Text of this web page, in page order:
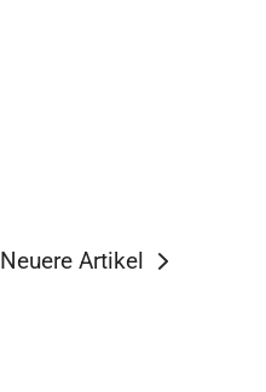
Neuere Artikel